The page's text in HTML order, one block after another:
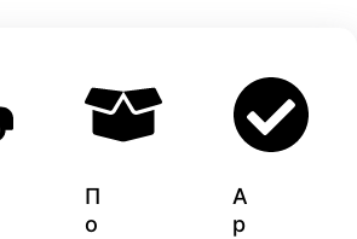
П
о
A
p